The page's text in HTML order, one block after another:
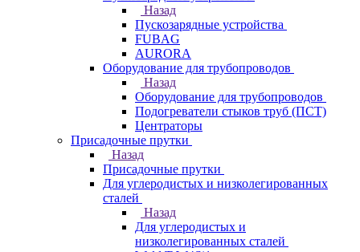
Назад
Пускозарядные устройства
FUBAG
AURORA
Оборудование для трубопроводов
Назад
Оборудование для трубопроводов
Подогреватели стыков труб (ПСТ)
Центраторы
Присадочные прутки
Назад
Присадочные прутки
Для углеродистых и низколегированных
сталей
Назад
Для углеродистых и
низколегированных сталей